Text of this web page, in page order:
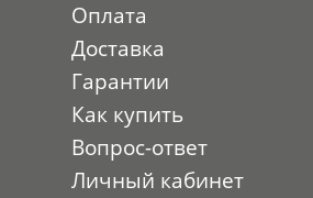
Оплата
Доставка
Гарантии
Как купить
Вопрос-ответ
Личный кабинет